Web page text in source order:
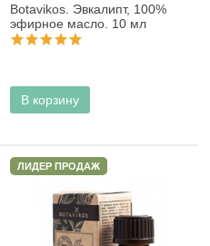
Botavikos. Эвкалипт, 100%
эфирное масло. 10 мл
В корзину
ЛИДЕР ПРОДАЖ